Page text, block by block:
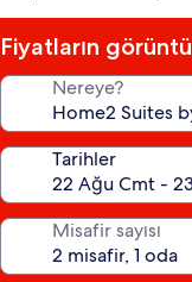
yeri
Fiyatların
Nereye?
Tarihler
Misafir sayısı